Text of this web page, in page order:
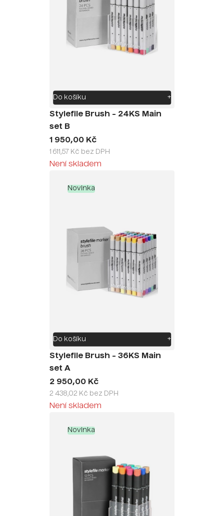
Do košíku +
Stylefile Brush - 24KS Main
set B
1 950,00 Kč
1 611,57 Kč bez DPH
Není skladem
Novinka
Do košíku +
Stylefile Brush - 36KS Main
set A
2 950,00 Kč
2 438,02 Kč bez DPH
Není skladem
Novinka